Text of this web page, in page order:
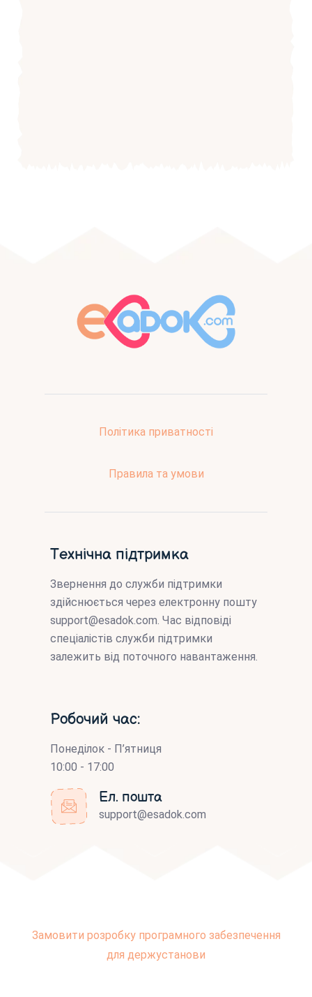
Політика приватності
Правила та умови
Технічна підтримка
Звернення до служби підтримки
здійснюється через електронну пошту
support@esadok.com. Час відповіді
спеціалістів служби підтримки
залежить від поточного навантаження.
Робочий час:
Понеділок - П’ятниця
10:00 - 17:00
Ел. пошта
support@esadok.com
Замовити розробку програмного забезпечення
для держустанови